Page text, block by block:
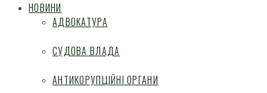
НОВИНИ
АДВОКАТУРА
СУДОВА ВЛАДА
АНТИКОРУПЦІЙНІ ОРГАНИ